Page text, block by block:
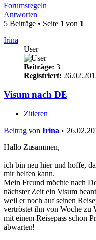
Forumsregeln
Antworten
5 Beiträge • Seite 1 von 1
Irina
User
Beiträge: 3
Registriert:
Visum nach DE
Zitieren
Beitrag von Irina »
Hallo Zusammen,
ich bin neu hier und hoffe,
mir helfen kann.
Mein Freund möchte nach
nächster Zeit ein Visum
weil er noch auf seinen
vertröstet ihn von Woche zu
mit einem Reisepass schon
abwarten!